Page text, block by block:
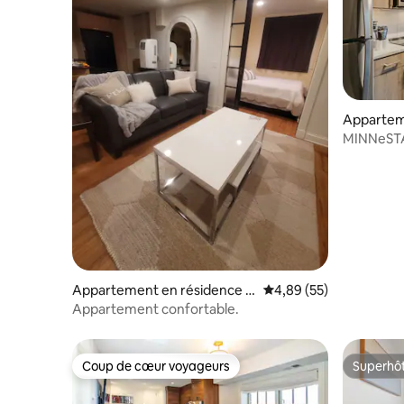
Appartement en résidence ⋅
Minneapolis
Évaluation moyenne
4,89 (55)
Appartement confortable.
Coup de cœur voyageurs
Coup de cœur voyageurs